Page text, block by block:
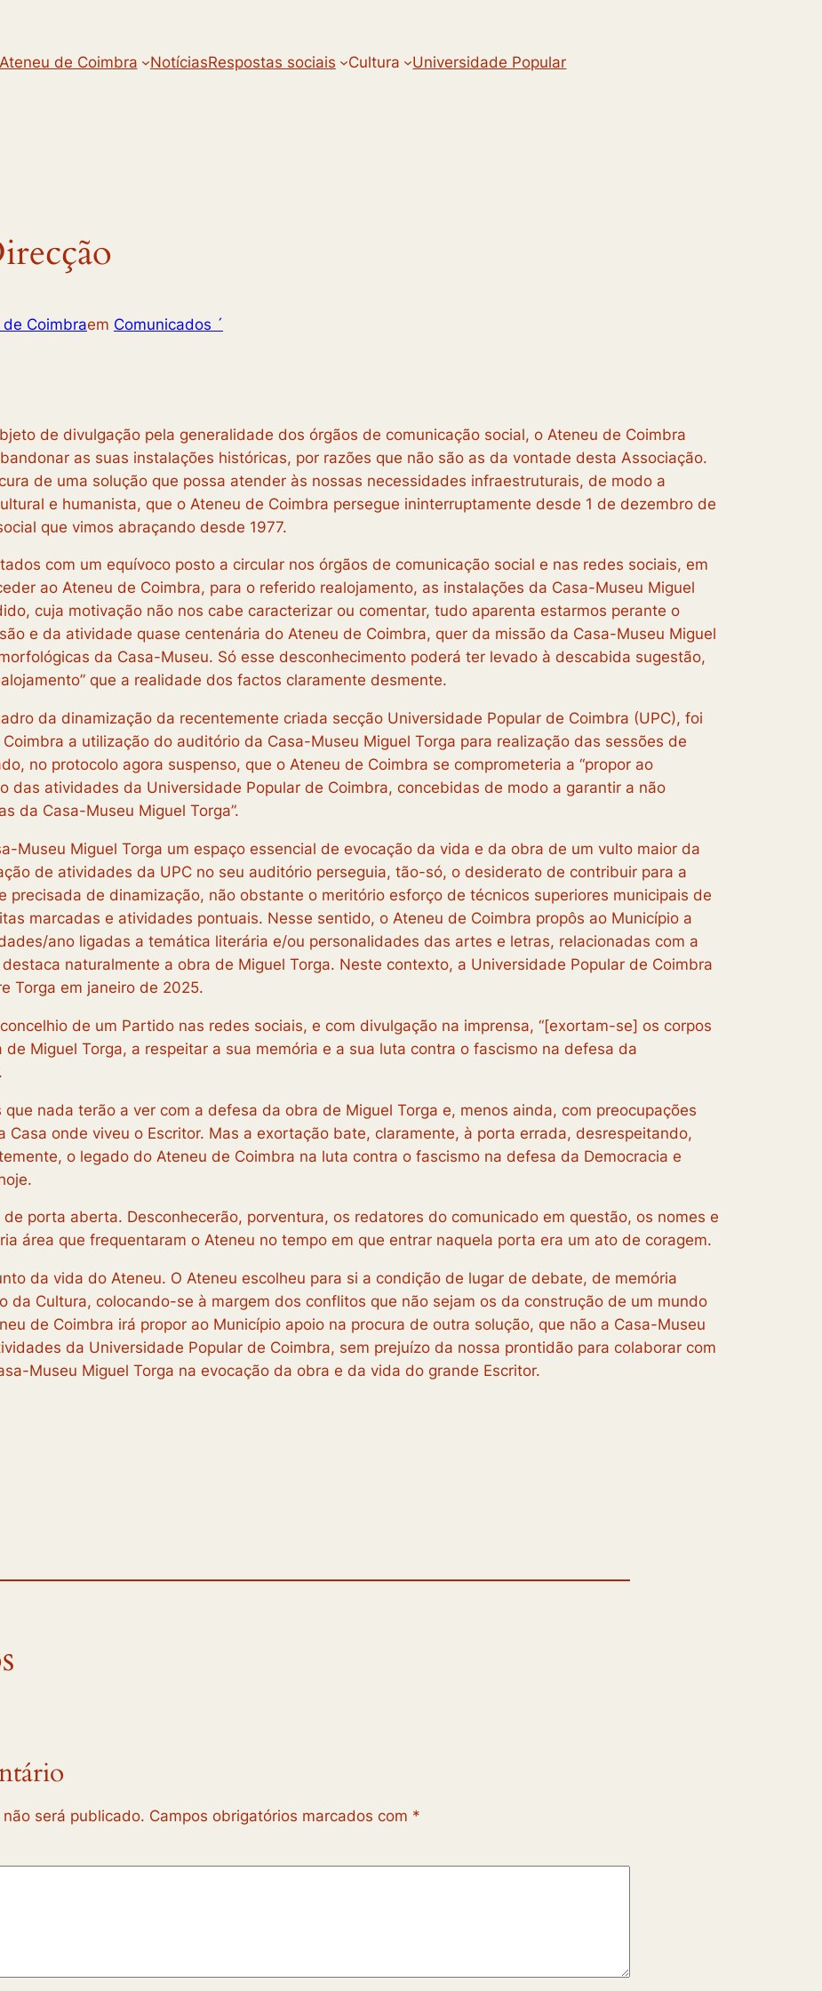
Ateneu de Coimbra NotíciasRespostas sociais Cultura Universidade Popular
de Coimbraem Comunicados ´
de divulgação pela generalidade dos órgãos de comunicação social, o Ateneu de Coimbra
as suas instalações históricas, por razões que não são as da vontade desta Associação.
de uma solução que possa atender às nossas necessidades infraestruturais, de modo a
e humanista, que o Ateneu de Coimbra persegue ininterruptamente desde 1 de dezembro de
que vimos abraçando desde 1977.
com um equívoco posto a circular nos órgãos de comunicação social e nas redes sociais, em
ao Ateneu de Coimbra, para o referido realojamento, as instalações da Casa-Museu Miguel
cuja motivação não nos cabe caracterizar ou comentar, tudo aparenta estarmos perante o
e da atividade quase centenária do Ateneu de Coimbra, quer da missão da Casa-Museu Miguel
da Casa-Museu. Só esse desconhecimento poderá ter levado à descabida sugestão,
que a realidade dos factos claramente desmente.
da dinamização da recentemente criada secção Universidade Popular de Coimbra (UPC), foi
a utilização do auditório da Casa-Museu Miguel Torga para realização das sessões de
no protocolo agora suspenso, que o Ateneu de Coimbra se comprometeria a “propor ao
das atividades da Universidade Popular de Coimbra, concebidas de modo a garantir a não
da Casa-Museu Miguel Torga”.
Museu Miguel Torga um espaço essencial de evocação da vida e da obra de um vulto maior da
de atividades da UPC no seu auditório perseguia, tão-só, o desiderato de contribuir para a
precisada de dinamização, não obstante o meritório esforço de técnicos superiores municipais de
marcadas e atividades pontuais. Nesse sentido, o Ateneu de Coimbra propôs ao Município a
ano ligadas a temática literária e/ou personalidades das artes e letras, relacionadas com a
naturalmente a obra de Miguel Torga. Neste contexto, a Universidade Popular de Coimbra
Torga em janeiro de 2025.
de um Partido nas redes sociais, e com divulgação na imprensa, “[exortam-se] os corpos
Miguel Torga, a respeitar a sua memória e a sua luta contra o fascismo na defesa da
nada terão a ver com a defesa da obra de Miguel Torga e, menos ainda, com preocupações
onde viveu o Escritor. Mas a exortação bate, claramente, à porta errada, desrespeitando,
o legado do Ateneu de Coimbra na luta contra o fascismo na defesa da Democracia e
porta aberta. Desconhecerão, porventura, os redatores do comunicado em questão, os nomes e
área que frequentaram o Ateneu no tempo em que entrar naquela porta era um ato de coragem.
da vida do Ateneu. O Ateneu escolheu para si a condição de lugar de debate, de memória
da Cultura, colocando-se à margem dos conflitos que não sejam os da construção de um mundo
de Coimbra irá propor ao Município apoio na procura de outra solução, que não a Casa-Museu
da Universidade Popular de Coimbra, sem prejuízo da nossa prontidão para colaborar com
Museu Miguel Torga na evocação da obra e da vida do grande Escritor.
será publicado. Campos obrigatórios marcados com *